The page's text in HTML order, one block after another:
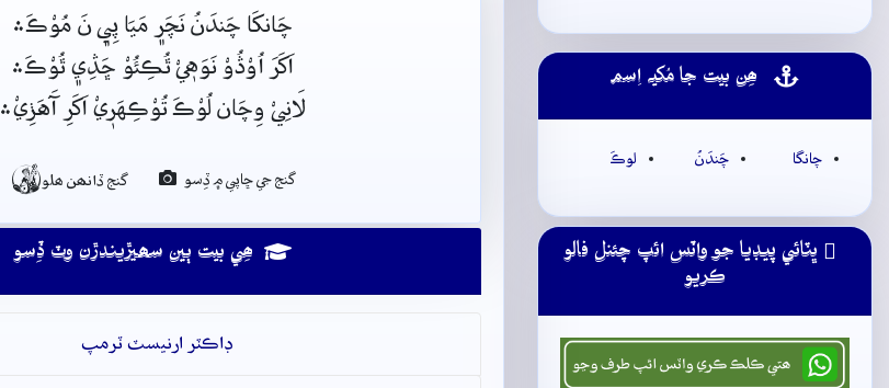
ھِن بيت جا مُکيہ اِسم
چانگا چَندَنُ لوڪَ
ڀٽائي پيڊيا جو واٽس ائپ چئنل فالو
ڪريو
چَانکَا چَندَنُ نَچَر﮼ مَيَا پِي﮼ نَ مُوْڪَ﮶
اَکَرَ اُوْڎُوْ نَوَهٖيْ ٿُڪِئُوْ ڇَڎِي﮼ ٿُوْڪَ﮶
لَانِيْ وِچَان لُوْڪَ تُوْڪِهَرٖيْ اَکَرِ آَهَر﮽ِيْ﮶
گنج جي ڇاپي ۾ ڏِسو گنج ڏانھن ھلو
ھِي بيت ٻين سھيڙيندڙن وٽ ڏِسو
ڊاڪٽر ارنيسٽ ٽرمپ